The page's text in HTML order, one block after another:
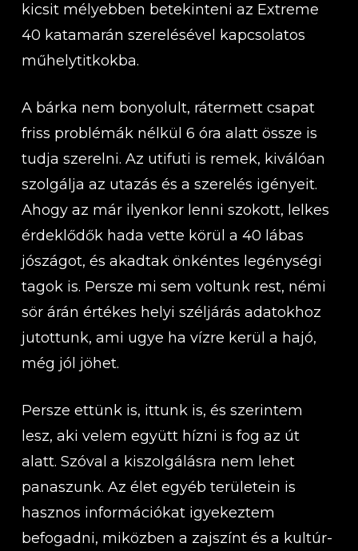
kicsit mélyebben betekinteni az Extreme
40 katamarán szerelésével kapcsolatos
műhelytitkokba.
A bárka nem bonyolult, rátermett csapat
friss problémák nélkül 6 óra alatt össze is
tudja szerelni. Az utifuti is remek, kiválóan
szolgálja az utazás és a szerelés igényeit.
Ahogy az már ilyenkor lenni szokott, lelkes
érdeklődők hada vette körül a 40 lábas
jószágot, és akadtak önkéntes legénységi
tagok is. Persze mi sem voltunk rest, némi
sör árán értékes helyi széljárás adatokhoz
jutottunk, ami ugye ha vízre kerül a hajó,
még jól jöhet.
Persze ettünk is, ittunk is, és szerintem
lesz, aki velem együtt hízni is fog az út
alatt. Szóval a kiszolgálásra nem lehet
panaszunk. Az élet egyéb területein is
hasznos információkat igyekeztem
befogadni, miközben a zajszínt és a kultúr-